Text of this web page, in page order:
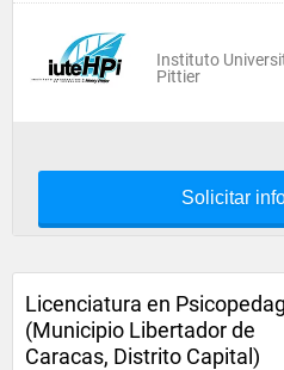
Instituto
Pittier
Solicitar
Licenciatura en
(Municipio Libertador de
Caracas, Distrito Capital)